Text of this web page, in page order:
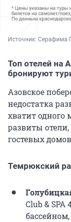
Источник: Серафима
Топ отелей на
бронируют
Азовское
недостатка
хватит одного
развиты
гостевых
Темрюкский
Club &